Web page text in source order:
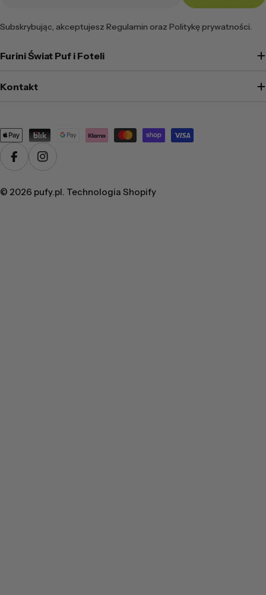
Subskrybując, akceptujesz Regulamin oraz Politykę prywatności.
Furini Świat Puf i Foteli
Kontakt
Metody
płatności
FacebookInstagram
© 2026 pufy.pl. Technologia Shopify